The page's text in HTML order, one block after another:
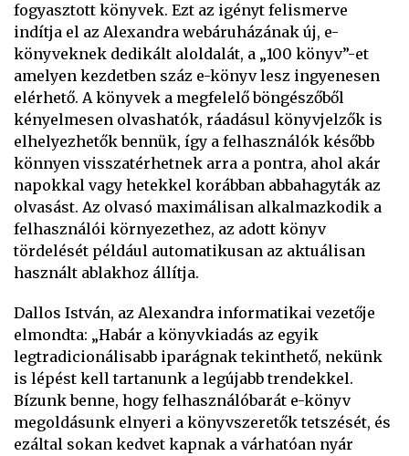
fogyasztott könyvek. Ezt az igényt felismerve
indítja el az Alexandra webáruházának új, e-
könyveknek dedikált aloldalát, a „100 könyv”-et
amelyen kezdetben száz e-könyv lesz ingyenesen
elérhető. A könyvek a megfelelő böngészőből
kényelmesen olvashatók, ráadásul könyvjelzők is
elhelyezhetők bennük, így a felhasználók később
könnyen visszatérhetnek arra a pontra, ahol akár
napokkal vagy hetekkel korábban abbahagyták az
olvasást. Az olvasó maximálisan alkalmazkodik a
felhasználói környezethez, az adott könyv
tördelését például automatikusan az aktuálisan
használt ablakhoz állítja.
Dallos István, az Alexandra informatikai vezetője
elmondta: „Habár a könyvkiadás az egyik
legtradicionálisabb iparágnak tekinthető, nekünk
is lépést kell tartanunk a legújabb trendekkel.
Bízunk benne, hogy felhasználóbarát e-könyv
megoldásunk elnyeri a könyvszeretők tetszését, és
ezáltal sokan kedvet kapnak a várhatóan nyár